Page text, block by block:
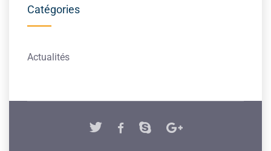
Catégories
Actualités